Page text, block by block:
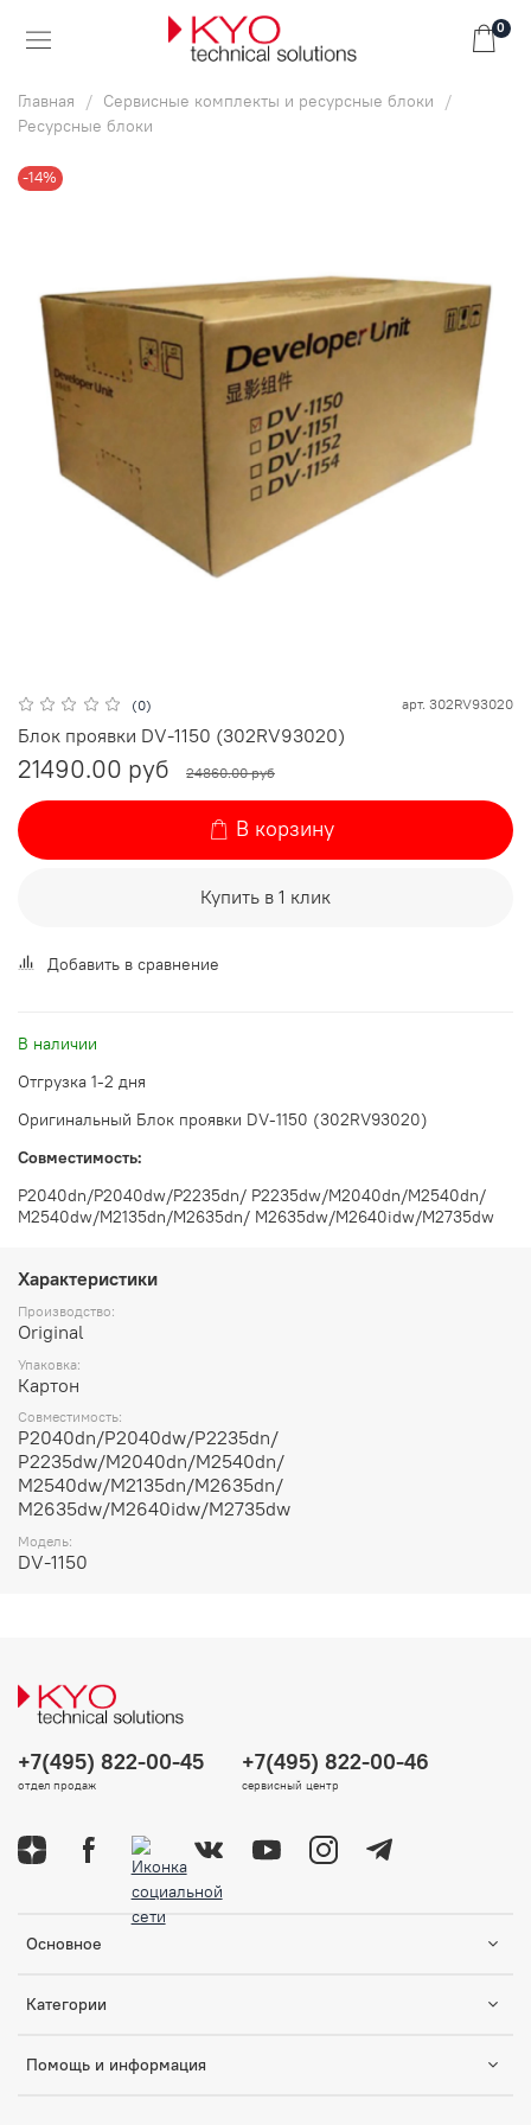
0
Главная
Сервисные комплекты и ресурсные блоки
Ресурсные блоки
-14%
(0) арт. 302RV93020
Блок проявки DV-1150 (302RV93020)
21490.00 руб 24860.00 руб
В корзину
Купить в 1 клик
Добавить в сравнение
В наличии
Отгрузка 1-2 дня
Оригинальный Блок проявки DV-1150 (302RV93020)
Совместимость:
P2040dn/P2040dw/P2235dn/ P2235dw/M2040dn/M2540dn/
M2540dw/M2135dn/M2635dn/ M2635dw/M2640idw/M2735dw
Характеристики
Производство:
Original
Упаковка:
Картон
Совместимость:
P2040dn/P2040dw/P2235dn/
P2235dw/M2040dn/M2540dn/
M2540dw/M2135dn/M2635dn/
M2635dw/M2640idw/M2735dw
Модель:
DV-1150
Основное
Категории
Помощь и информация
+7(495) 822-00-45
отдел продаж
+7(495) 822-00-46
сервисный центр